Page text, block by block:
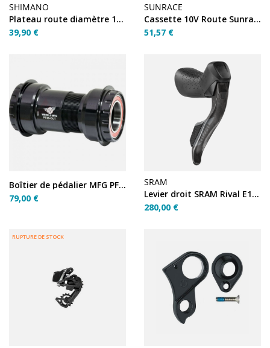
SHIMANO
Plateau route diamètre 110 inter 33T noir X110
39,90 €
SUNRACE
Cassette 10V Route Sunrace CSRS0 Metallic 11-32 (Shimano)
51,57 €
Boîtier de pédalier MFG PF30 24 mm (46 EXT)
79,00 €
SRAM
Levier droit SRAM Rival E1 (durite 1800 mm)
280,00 €
RUPTURE DE STOCK